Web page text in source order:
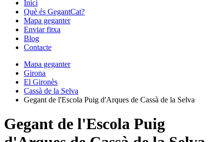
Inici
Què és GegantCat?
Mapa geganter
Enviar fitxa
Blog
Contacte
Mapa geganter
Girona
El Gironès
Cassà de la Selva
Gegant de l'Escola Puig d'Arques de Cassà de la Selva
Gegant de l'Escola Puig